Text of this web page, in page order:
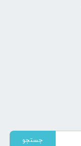
جستجو